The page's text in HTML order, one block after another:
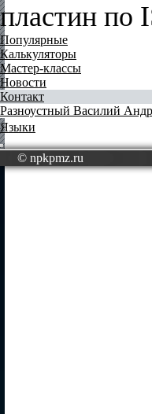
пластин по
Популярные
Калькуляторы
Мастер-классы
Новости
Контакт
Разноустный Василий
Языки
© npkpmz.ru